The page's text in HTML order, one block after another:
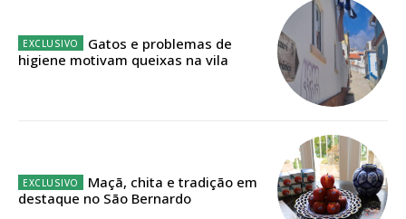
12 meses
Edição em papel entregue à Quinta-feira em sua
Acesso ao conteúdo online
Acesso aos conteúdos Exclusivos para
Gatos e problemas de
higiene motivam queixas na vila
Maçã, chita e tradição em
destaque no São Bernardo